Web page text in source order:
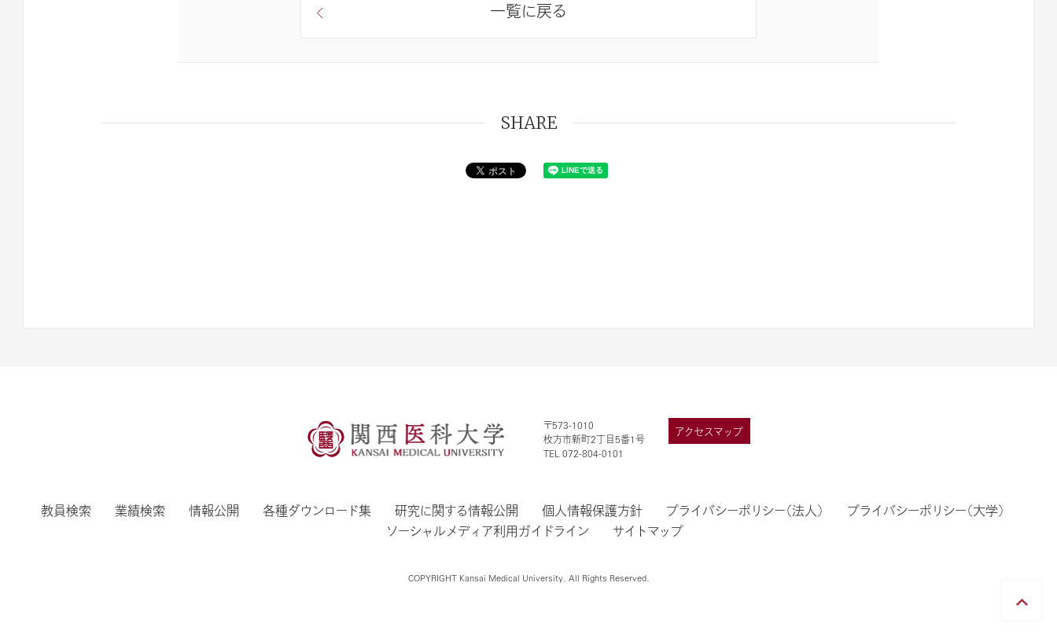
一覧に戻る
SHARE
〒573-1010
枚方市新町2丁目5番1号
TEL 072-804-0101
アクセスマップ
教員検索 業績検索 情報公開 各種ダウンロード集 研究に関する情報公開 個人情報保護方針 プライバシーポリシー（法人）
プライバシーポリシー（大学）
ソーシャルメディア利用ガイドライン
サイトマップ
COPYRIGHT Kansai Medical University. All Rights Reserved.